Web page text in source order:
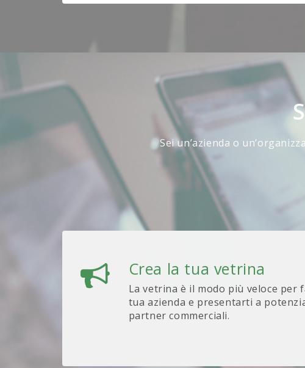
Sei un’azienda o
Crea la tua vetrina
La vetrina è il modo più veloce per
tua azienda e presentarti a
partner commerciali.